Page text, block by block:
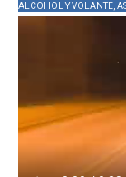
ALCOHOL Y VOLANTE,